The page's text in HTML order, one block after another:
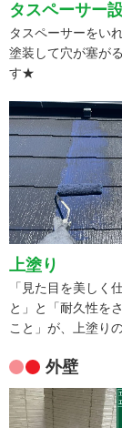
タスペーサー
タスペーサーをい
塗装して穴が塞が
す★
上塗り
「見た目を美しく
と」と「耐久性を
こと」が、上塗り
外壁